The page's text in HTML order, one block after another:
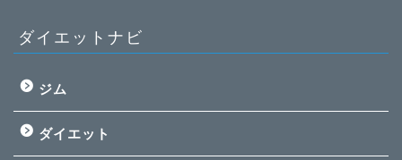
ダイエットナビ
ジム
ダイエット